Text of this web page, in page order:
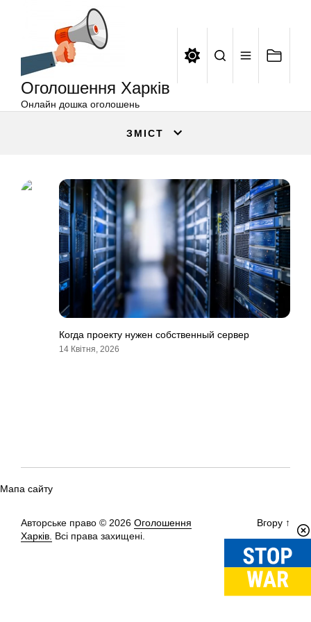
Оголошення Харків
Онлайн дошка оголошень
ЗМІСТ
Когда проекту нужен собственный сервер
14 Квітня, 2026
Мапа сайту
Авторське право © 2026 Оголошення
Харків. Всі права захищені.
Вгору ↑